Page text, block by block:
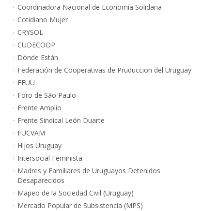
Coordinadora Nacional de Economía Solidaria
Cotidiano Mujer
CRYSOL
CUDECOOP
Dónde Están
Federación de Cooperativas de Pruduccion del Uruguay
FEUU
Foro de São Paulo
Frente Amplio
Frente Sindical León Duarte
FUCVAM
Hijos Uruguay
Intersocial Feminista
Madres y Familiares de Uruguayos Detenidos
Desaparecidos
Mapeo de la Sociedad Civil (Uruguay)
Mercado Popular de Subsistencia (MPS)